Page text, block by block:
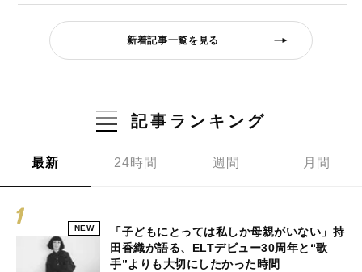
新着記事一覧を見る
記事ランキング
最新 24時間 週間 月間
NEW
「子どもにとっては私しか母親がいない」持
田香織が語る、ELTデビュー30周年と“歌
手”よりも大切にしたかった時間